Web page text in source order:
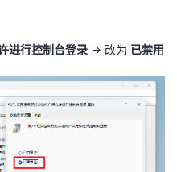
进行控制台登录 → 改为 已禁用